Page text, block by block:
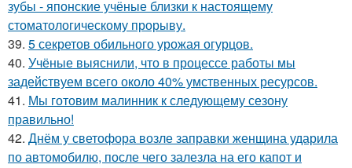
зубы - японские учёные близки к настоящему
стоматологическому прорыву.
39. 5 секретов обильного урожая огурцов.
40. Учёные выяснили, что в процессе работы мы
задействуем всего около 40% умственных ресурсов.
41. Мы готовим малинник к следующему сезону
правильно!
42. Днём у светофора возле заправки женщина ударила
по автомобилю, после чего залезла на его капот и